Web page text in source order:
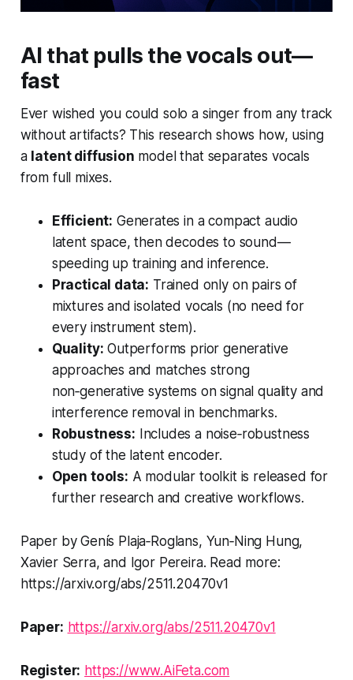
AI that pulls the vocals out—
fast
Ever wished you could solo a singer from any track
without artifacts? This research shows how, using
a latent diffusion model that separates vocals
from full mixes.
Efficient: Generates in a compact audio
latent space, then decodes to sound—
speeding up training and inference.
Practical data: Trained only on pairs of
mixtures and isolated vocals (no need for
every instrument stem).
Quality: Outperforms prior generative
approaches and matches strong
non‑generative systems on signal quality and
interference removal in benchmarks.
Robustness: Includes a noise‑robustness
study of the latent encoder.
Open tools: A modular toolkit is released for
further research and creative workflows.
Paper by Genís Plaja‑Roglans, Yun‑Ning Hung,
Xavier Serra, and Igor Pereira. Read more:
https://arxiv.org/abs/2511.20470v1
Paper: https://arxiv.org/abs/2511.20470v1
Register: https://www.AiFeta.com